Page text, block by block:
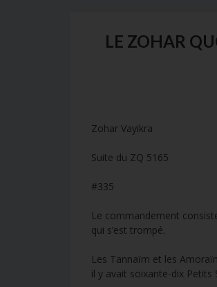
LE ZOHAR
Zohar Vayikra
Suite du ZQ 5165
#335
Le commandement
qui s’est trompé.
Les Tannaïm et les
il y avait soixante-dix Petits